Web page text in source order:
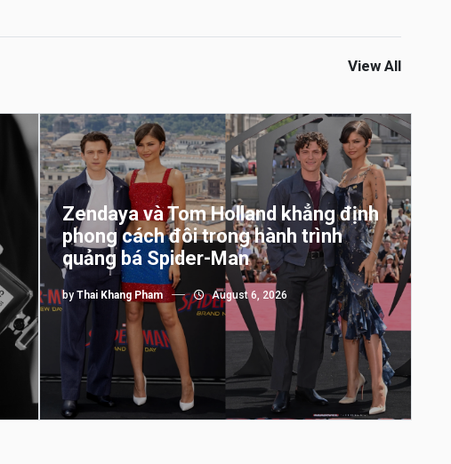
View All
Zendaya và Tom Holland khẳng định
phong cách đôi trong hành trình
quảng bá Spider-Man
byThai Khang Pham August 6, 2026